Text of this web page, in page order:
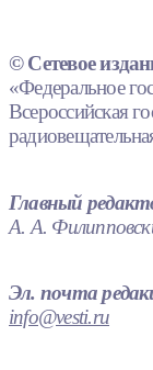
© Сетевое
«Федеральное
Всероссийская
Главный
А. А.
Эл. почта
info@vesti.ru